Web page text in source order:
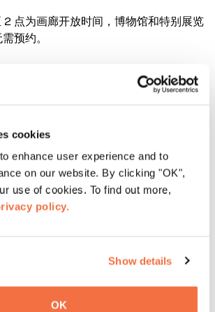
cookies
enhance user experience and to
on our website. By clicking "OK",
use of cookies. To find out more,
policy.
Show details
OK
2 点为画廊开放时间，博物馆和特别展览
预约。
NIAD 的艺术家们
长和 NIAD 的艺术家们 "展览期间，该展
周三中午 12 点至下午 1 点举办特别版
作为 "OMCA 周五之夜 "的一部分，从晚
(OMCA) 致力于为我们的社区提供无障
活动。轮椅、感官设备和其他设施均可在